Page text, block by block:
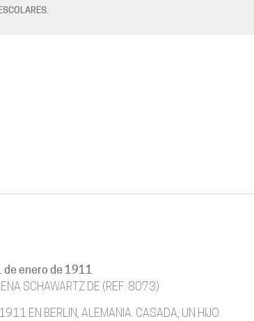
de enero de 1911
SCHAWARTZ DE (REF. 8073)
EN BERLIN, ALEMANIA. CASADA, UN HIJO.